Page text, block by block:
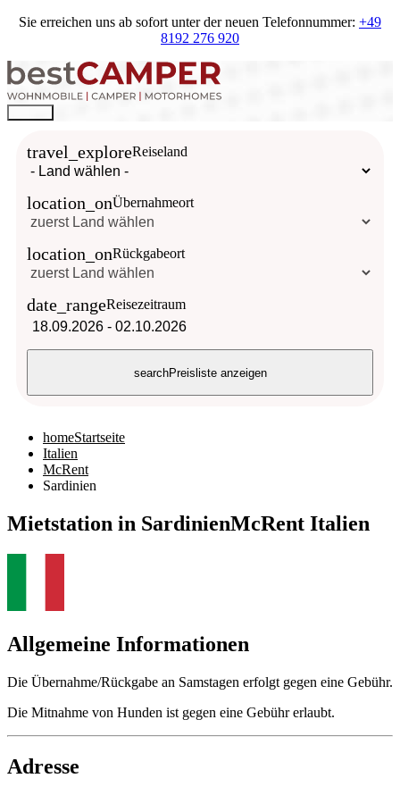
Sie erreichen uns ab sofort unter der neuen Telefonnummer: +49
8192 276 920
travel_exploreReiseland
location_onÜbernahmeort
location_onRückgabeort
date_rangeReisezeitraum
18.09.2026 - 02.10.2026
searchPreisliste anzeigen
homeStartseite
Italien
McRent
Sardinien
Mietstation in SardinienMcRent Italien
Allgemeine Informationen
Die Übernahme/Rückgabe an Samstagen erfolgt gegen eine Gebühr.
Die Mitnahme von Hunden ist gegen eine Gebühr erlaubt.
Adresse